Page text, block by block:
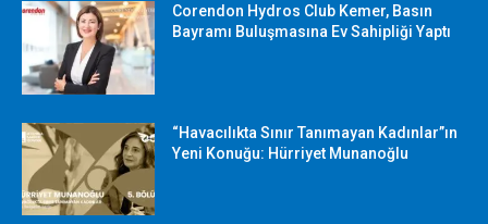
Corendon Hydros Club Kemer, Basın
Bayramı Buluşmasına Ev Sahipliği Yaptı
“Havacılıkta Sınır Tanımayan Kadınlar”ın
Yeni Konuğu: Hürriyet Munanoğlu